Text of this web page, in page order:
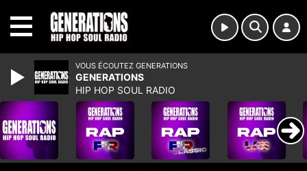
VOUS ÉCOUTEZ GENERATIONS
GENERATIONS
HIP HOP SOUL RADIO